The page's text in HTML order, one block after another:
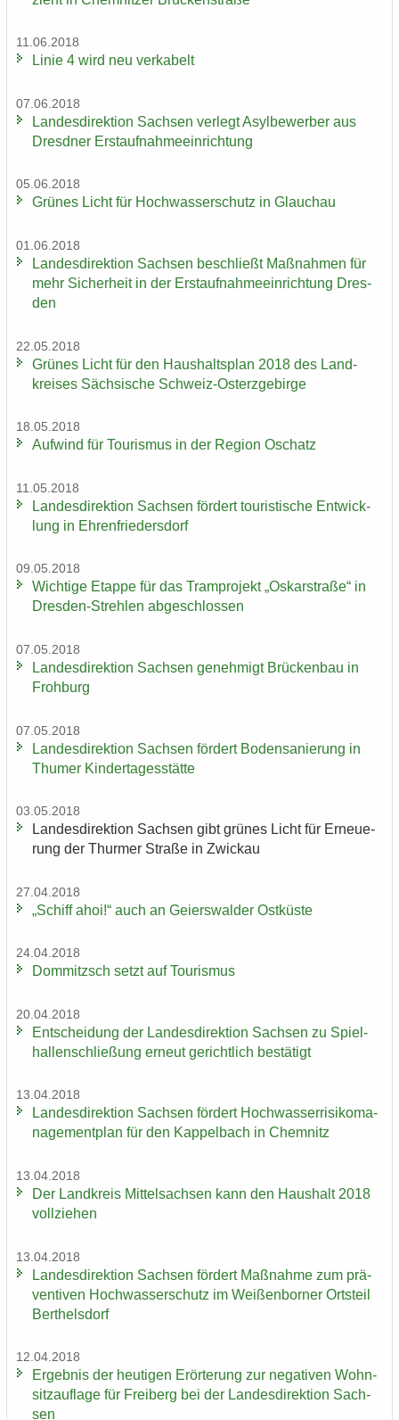
11.06.2018
Linie 4 wird neu ver­ka­belt
07.06.2018
Lan­des­di­rek­ti­on Sach­sen ver­legt Asyl­be­wer­ber aus
Dresd­ner Erst­auf­nah­me­ein­rich­tung
05.06.2018
Grü­nes Licht für Hoch­was­ser­schutz in Glauch­au
01.06.2018
Lan­des­di­rek­ti­on Sach­sen be­schließt Maß­nah­men für
mehr Si­cher­heit in der Erst­auf­nah­me­ein­rich­tung Dres­
den
22.05.2018
Grü­nes Licht für den Haus­halts­plan 2018 des Land­
krei­ses Säch­si­sche Schweiz-​Osterzgebirge
18.05.2018
Auf­wind für Tou­ris­mus in der Re­gi­on Oschatz
11.05.2018
Lan­des­di­rek­ti­on Sach­sen för­dert tou­ris­ti­sche Ent­wick­
lung in Eh­ren­frie­ders­dorf
09.05.2018
Wich­ti­ge Etap­pe für das Tram­pro­jekt „Os­kar­stra­ße“ in
Dresden-​Strehlen ab­ge­schlos­sen
07.05.2018
Lan­des­di­rek­ti­on Sach­sen ge­neh­migt Brü­cken­bau in
Froh­burg
07.05.2018
Lan­des­di­rek­ti­on Sach­sen för­dert Bo­den­sa­nie­rung in
Thu­mer Kin­der­ta­ges­stät­te
03.05.2018
Lan­des­di­rek­ti­on Sach­sen gibt grü­nes Licht für Er­neue­
rung der Thur­mer Stra­ße in Zwi­ckau
27.04.2018
„Schiff ahoi!“ auch an Gei­ers­wal­der Ost­küs­te
24.04.2018
Dom­mitzsch setzt auf Tou­ris­mus
20.04.2018
Ent­schei­dung der Lan­des­di­rek­ti­on Sach­sen zu Spiel­
hal­len­schlie­ßung er­neut ge­richt­lich be­stä­tigt
13.04.2018
Lan­des­di­rek­ti­on Sach­sen för­dert Hoch­was­ser­ri­si­ko­ma­
nage­ment­plan für den Kap­pel­bach in Chem­nitz
13.04.2018
Der Land­kreis Mit­tel­sach­sen kann den Haus­halt 2018
voll­zie­hen
13.04.2018
Lan­des­di­rek­ti­on Sach­sen för­dert Maß­nah­me zum prä­
ven­ti­ven Hoch­was­ser­schutz im Wei­ßen­bor­ner Orts­teil
Bert­hels­dorf
12.04.2018
Er­geb­nis der heu­ti­gen Er­ör­te­rung zur ne­ga­ti­ven Wohn­
sitz­auf­la­ge für Frei­berg bei der Lan­des­di­rek­ti­on Sach­
sen